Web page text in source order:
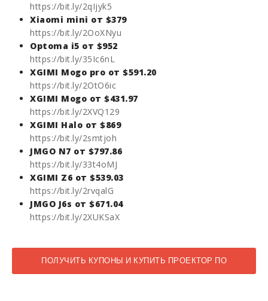
https://bit.ly/2qIjyk5
Xiaomi mini от $379
https://bit.ly/2OoXNyu
Optoma i5 от $952
https://bit.ly/35Ic6nL
XGIMI Mogo pro от $591.20
https://bit.ly/2OtO6ic
XGIMI Mogo от $431.97
https://bit.ly/2XVQ129
XGIMI Halo от $869
https://bit.ly/2smtjoh
JMGO N7 от $797.86
https://bit.ly/33t4oMJ
XGIMI Z6 от $539.03
https://bit.ly/2rvqalG
JMGO J6s от $671.04
https://bit.ly/2XUKSaX
ПОЛУЧИТЬ КУПОНЫ И КУПИТЬ ПРОЕКТОР ПО